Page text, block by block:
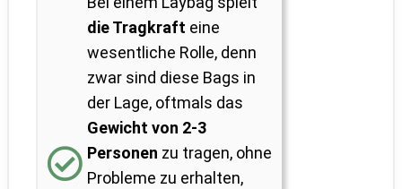
die Tragkraft eine
wesentliche Rolle, denn
zwar sind diese Bags in
der Lage, oftmals das
Gewicht von 2-3
Personen zu tragen, ohne
Probleme zu erhalten,